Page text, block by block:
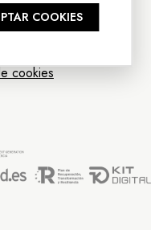
COOKIES
cookies